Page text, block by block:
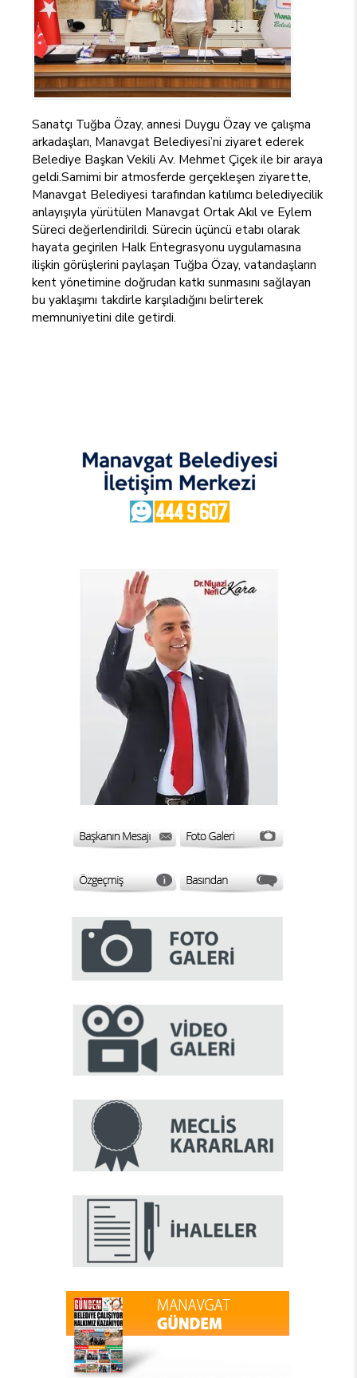
Sanatçı Tuğba Özay, annesi Duygu Özay ve çalışma
arkadaşları, Manavgat Belediyesi’ni ziyaret ederek
Belediye Başkan Vekili Av. Mehmet Çiçek ile bir araya
geldi.Samimi bir atmosferde gerçekleşen ziyarette,
Manavgat Belediyesi tarafından katılımcı belediyecilik
anlayışıyla yürütülen Manavgat Ortak Akıl ve Eylem
Süreci değerlendirildi. Sürecin üçüncü etabı olarak
hayata geçirilen Halk Entegrasyonu uygulamasına
ilişkin görüşlerini paylaşan Tuğba Özay, vatandaşların
kent yönetimine doğrudan katkı sunmasını sağlayan
bu yaklaşımı takdirle karşıladığını belirterek
memnuniyetini dile getirdi.